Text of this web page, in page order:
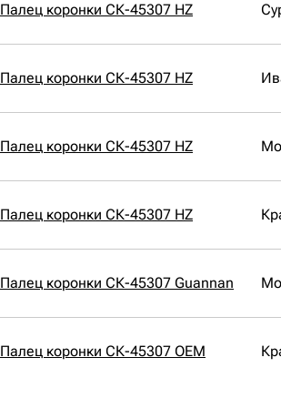
Палец коронки СК-45307 HZ
Палец коронки СК-45307 HZ
Палец коронки СК-45307 HZ
Палец коронки СК-45307 HZ
Палец коронки СК-45307 Guannan
Палец коронки СК-45307 OEM